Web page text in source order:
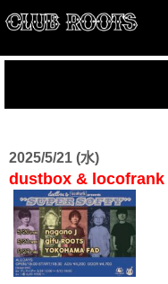
2025/5/21 (水)
dustbox & locofrank